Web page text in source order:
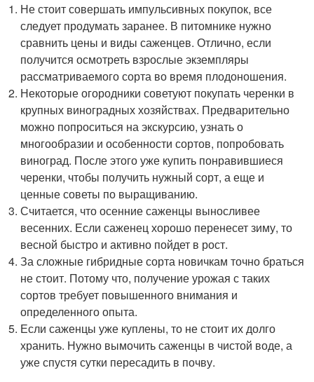
Не стоит совершать импульсивных покупок, все
следует продумать заранее. В питомнике нужно
сравнить цены и виды саженцев. Отлично, если
получится осмотреть взрослые экземпляры
рассматриваемого сорта во время плодоношения.
Некоторые огородники советуют покупать черенки в
крупных виноградных хозяйствах. Предварительно
можно попроситься на экскурсию, узнать о
многообразии и особенности сортов, попробовать
виноград. После этого уже купить понравившиеся
черенки, чтобы получить нужный сорт, а еще и
ценные советы по выращиванию.
Считается, что осенние саженцы выносливее
весенних. Если саженец хорошо перенесет зиму, то
весной быстро и активно пойдет в рост.
За сложные гибридные сорта новичкам точно браться
не стоит. Потому что, получение урожая с таких
сортов требует повышенного внимания и
определенного опыта.
Если саженцы уже куплены, то не стоит их долго
хранить. Нужно вымочить саженцы в чистой воде, а
уже спустя сутки пересадить в почву.